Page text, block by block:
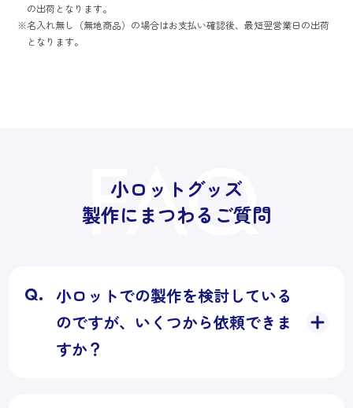
の出荷となります。
名入れ無し（無地商品）の場合はお支払い確認後、最短翌営業日の出荷
となります。
小ロットグッズ
製作にまつわるご質問
小ロットでの製作を検討している
のですが、いくつから依頼できま
すか？